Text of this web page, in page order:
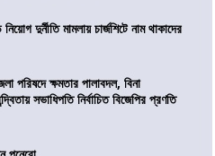
দুর্নীতি মামলায় চার্জশিটে নাম থাকাদের
পরিষদে ক্ষমতার পালাবদল, বিনা
সভাধিপতি নির্বাচিত বিজেপির প্রণতি